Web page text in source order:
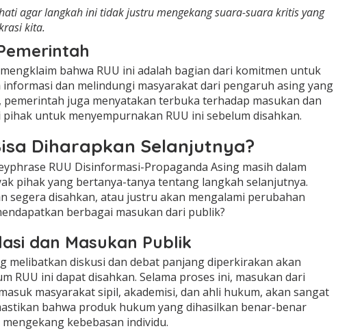
agar langkah ini tidak justru mengekang suara-suara kritis yang
kita.
bahwa RUU ini adalah bagian dari komitmen untuk
informasi dan melindungi masyarakat dari pengaruh asing yang
pemerintah juga menyatakan terbuka terhadap masukan dan
untuk menyempurnakan RUU ini sebelum disahkan.
Diharapkan Selanjutnya?
RUU Disinformasi-Propaganda Asing masih dalam
pihak yang bertanya-tanya tentang langkah selanjutnya.
segera disahkan, atau justru akan mengalami perubahan
berbagai masukan dari publik?
dan Masukan Publik
melibatkan diskusi dan debat panjang diperkirakan akan
RUU ini dapat disahkan. Selama proses ini, masukan dari
masyarakat sipil, akademisi, dan ahli hukum, akan sangat
bahwa produk hukum yang dihasilkan benar-benar
kebebasan individu.